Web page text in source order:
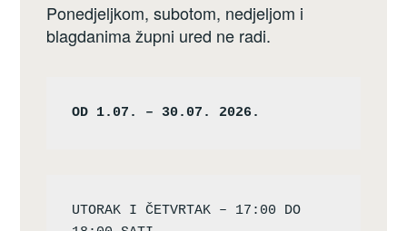
Ponedjeljkom, subotom, nedjeljom i
blagdanima župni ured ne radi.
OD 1.07. – 30.07. 2026.
UTORAK I ČETVRTAK – 17:00 DO